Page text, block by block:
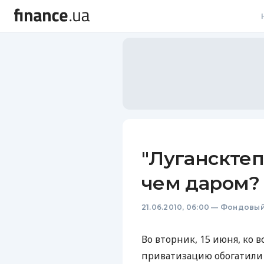
чем даром?
21.06.2010, 06:00 —
Во вторник, 15 июня, ко
приватизацию